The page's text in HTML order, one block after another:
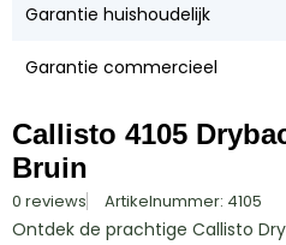
Garantie huishoudelijk
Garantie commercieel
Callisto 4105
Bruin
0 reviews Artikelnummer: 4105
Ontdek de prachtige Callisto